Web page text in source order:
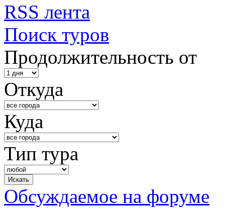
RSS лента
Поиск туров
Продолжительность от
Откуда
Куда
Тип тура
Обсуждаемое на форуме